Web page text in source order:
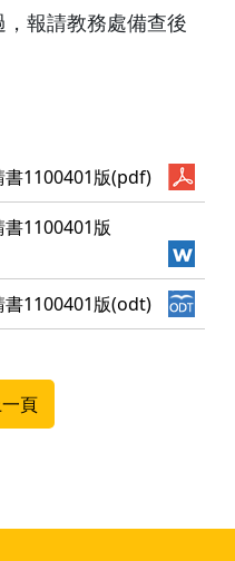
報請教務處備查後
書1100401版(pdf)
1100401版
書1100401版(odt)
頁